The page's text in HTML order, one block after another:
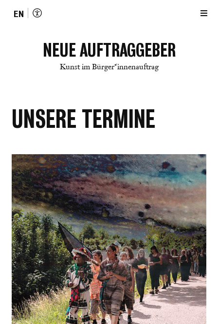
EN
NEUE AUFTRAGGEBER
Kunst im Bürger*innenauftrag
UNSERE TERMINE